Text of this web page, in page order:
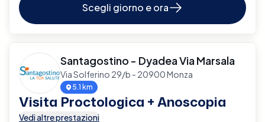
Scegli giorno e ora
Santagostino - Dyadea Via Marsala
Via Solferino 29/b - 20900 Monza
5.1 km
Visita Proctologica + Anoscopia
Vedi altre prestazioni